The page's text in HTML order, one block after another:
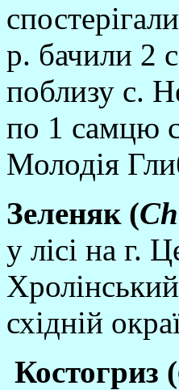
р. бачили 2
поблизу с.
по 1 самцю
Молодiя
Зеленяк (
у лiсi на г.
схiднiй
Костогриз (